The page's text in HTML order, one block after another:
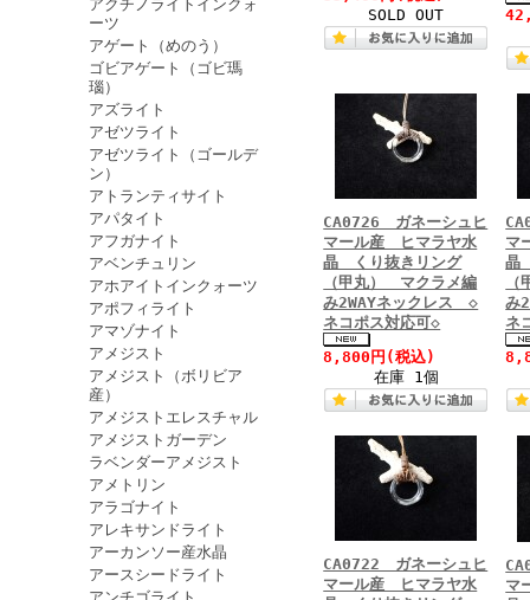
アクチノライトインクォ
ーツ
アゲート（めのう）
ゴビアゲート（ゴビ瑪
瑙）
アズライト
アゼツライト
アゼツライト（ゴールデ
ン）
アトランティサイト
アパタイト
アフガナイト
アベンチュリン
アホアイトインクォーツ
アポフィライト
アマゾナイト
アメジスト
アメジスト（ボリビア
産）
アメジストエレスチャル
アメジストガーデン
ラベンダーアメジスト
アメトリン
アラゴナイト
アレキサンドライト
アーカンソー産水晶
アースシードライト
SOLD OUT
CA0726 ガネーシュヒ
マール産 ヒマラヤ水
晶 くり抜きリング
（甲丸） マクラメ編
み2WAYネックレス ◇
ネコポス対応可◇
8,800円 (税込)
在庫 1個
マ
晶
み
ネ
CA0722 ガネーシュヒ
マール産 ヒマラヤ水
マ